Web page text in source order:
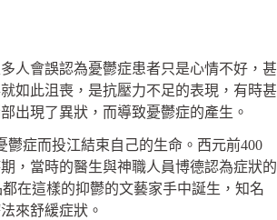
人會誤認為憂鬱症患者只是心情不好，甚
如此沮喪，是抗壓力不足的表現，有時甚
出現了異狀，而導致憂鬱症的產生。
症而投江結束自己的生命。西元前400
，當時的醫生與神職人員博德認為症狀的
在這樣的抑鬱的文藝家手中誕生，知名
來舒緩症狀。